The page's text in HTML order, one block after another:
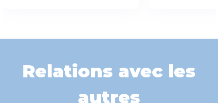
Relations avec les
autres